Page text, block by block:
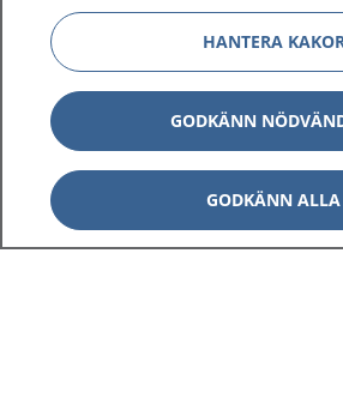
1177 på flera språk
Kontakt
HANTERA
GODKÄNN
GODKÄNN ALLA